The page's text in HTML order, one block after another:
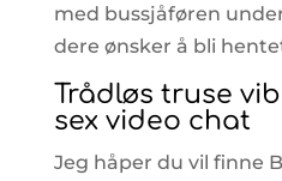
med bussjåføren
dere ønsker å bli
Trådløs truse
sex video chat
Jeg håper du vil finne